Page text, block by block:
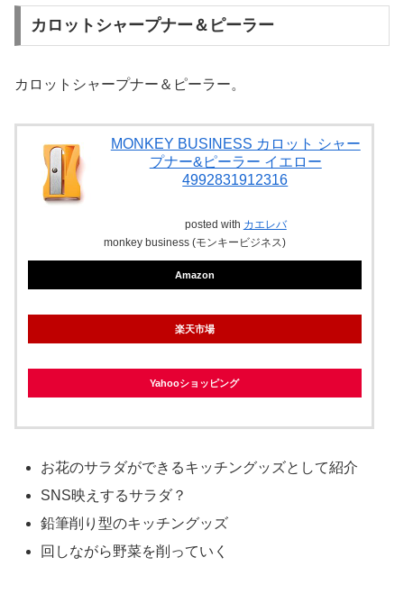
カロットシャープナー＆ピーラー
カロットシャープナー＆ピーラー。
MONKEY BUSINESS カロット シャー
プナー&ピーラー イエロー
4992831912316
posted with カエレバ
monkey business (モンキービジネス)
Amazon
楽天市場
Yahooショッピング
お花のサラダができるキッチングッズとして紹介
SNS映えするサラダ？
鉛筆削り型のキッチングッズ
回しながら野菜を削っていく